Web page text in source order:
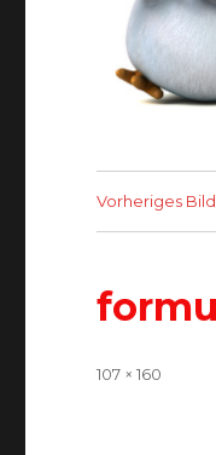
Vorheriges Bild
Volle
107 × 160